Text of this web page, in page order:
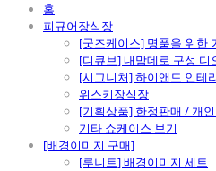
홈
피규어장식장
[굿즈케이스] 명품을 위한
[디큐브] 내맘데로 구성 디
[시그니처] 하이앤드 인테
위스키장식장
[기획상품] 한정판매 / 개
기타 쇼케이스 보기
[배경이미지 구매]
[루니트] 배경이미지 세트